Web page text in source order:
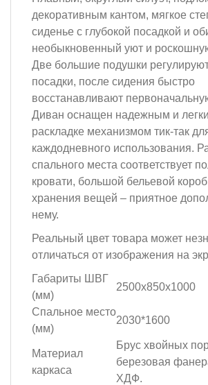
декоративным кантом, мягкое
сиденье с глубокой посадкой и
необыкновенный уют и
Две большие подушки
посадки, после сидения быстро
восстанавливают
Диван оснащен надежным и
раскладке механизмом тик-так
каждодневного использования.
спального места соответствует
кровати, большой бельевой
хранения вещей – приятное
нему.
Реальный цвет товара может
отличаться от изображения на
Габариты ШВГ
(мм)
2500x850x1000
Спальное место
(мм)
2030*1600
Материал
каркаса
Брус хвойных
березовая
ХДФ.